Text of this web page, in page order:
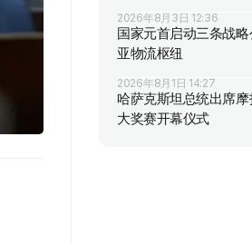
2026年8月3日 12:36
国家元首启动三条战
亚物流枢纽
2026年8月1日 14:27
哈萨克斯坦总统出席
大奖赛开幕仪式